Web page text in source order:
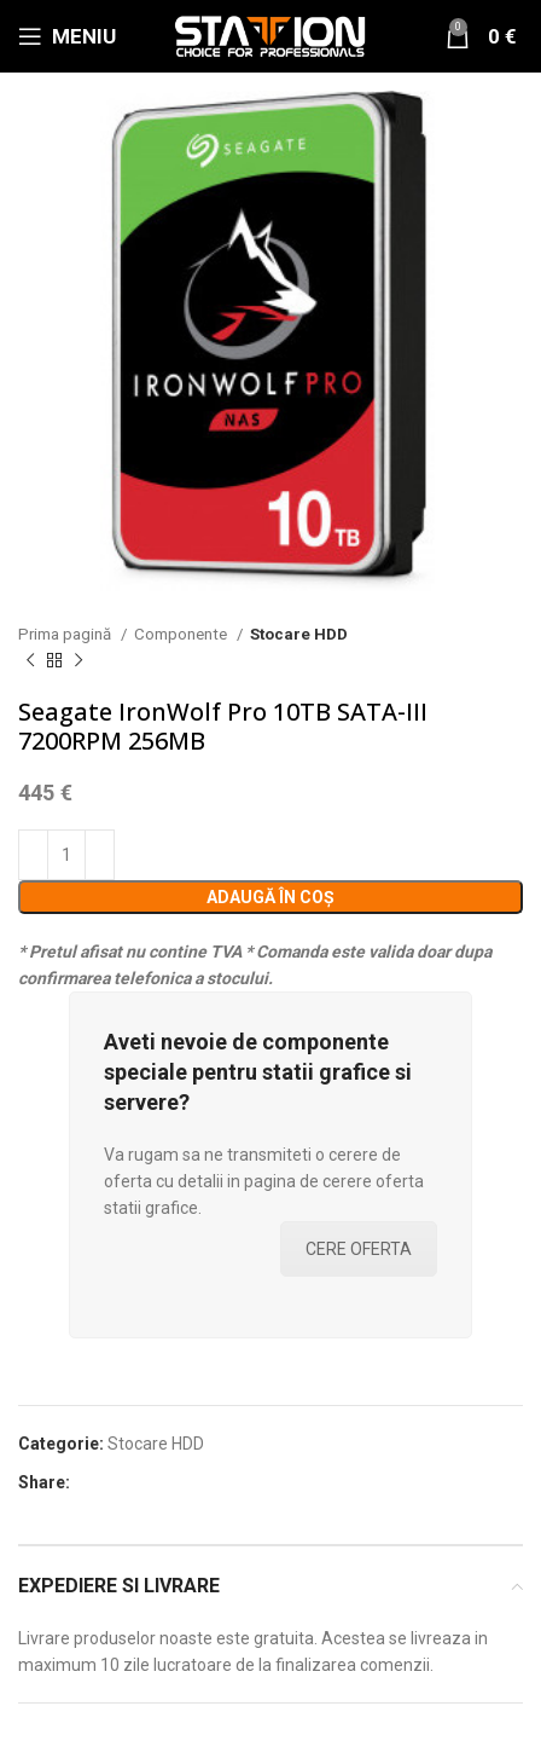
MENIU 0 0 €
Prima pagină Componente Stocare HDD
Seagate IronWolf Pro 10TB SATA-III
7200RPM 256MB
445 €
ADAUGĂ ÎN COȘ
* Pretul afisat nu contine TVA * Comanda este valida doar dupa
confirmarea telefonica a stocului.
Aveti nevoie de componente
speciale pentru statii grafice si
servere?
Va rugam sa ne transmiteti o cerere de
oferta cu detalii in pagina de cerere oferta
statii grafice.
CERE OFERTA
Categorie: Stocare HDD
Share:
EXPEDIERE SI LIVRARE
Livrare produselor noaste este gratuita. Acestea se livreaza in
maximum 10 zile lucratoare de la finalizarea comenzii.